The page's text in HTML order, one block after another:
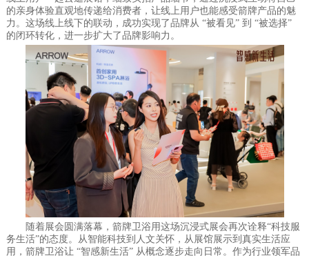
的亲身体验直观地传递给消费者，让线上用户也能感受箭牌产品的魅
力。这场线上线下的联动，成功实现了品牌从 “被看见” 到 “被选择”
的闭环转化，进一步扩大了品牌影响力。
随着展会圆满落幕，箭牌卫浴用这场沉浸式展会再次诠释“科技服
务生活”的态度。从智能科技到人文关怀，从展馆展示到真实生活应
用，箭牌卫浴让 “智感新生活” 从概念逐步走向日常。作为行业领军品